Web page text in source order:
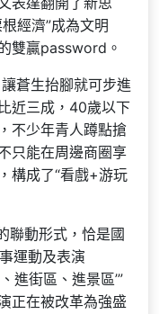
經濟”成為文明
雙贏password。
蒼生抬腳就可步進
近三成，40歲以下
不少年青人蹲點搶
只能在周邊商圈享
構成了“看戲+游玩
聯動形式，恰是國
運動及表演
進街區、進景區’”
正在被改革為強盛